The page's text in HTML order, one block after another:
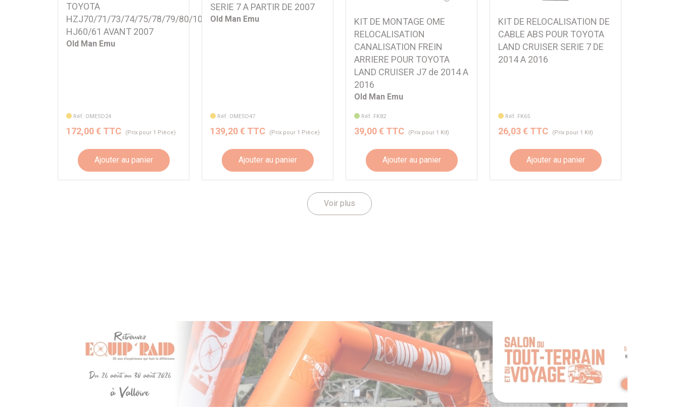
TOYOTA
HZJ70/71/73/74/75/78/79/80/105,
HJ60/61 AVANT 2007
Old Man Emu
Réf. OMESD24
172,00 € TTC (Prix pour 1 Pièce)
Ajouter au panier
SERIE 7 A PARTIR DE 2007
Old Man Emu
Réf. OMESD47
139,20 € TTC (Prix pour 1 Pièce)
Ajouter au panier
KIT DE MONTAGE OME
RELOCALISATION
CANALISATION FREIN
ARRIERE POUR TOYOTA
LAND CRUISER J7 de 2014 A
2016
Old Man Emu
Réf. FK82
39,00 € TTC (Prix pour 1 Kit)
Ajouter au panier
KIT DE RELOCALISATION DE
CABLE ABS POUR TOYOTA
LAND CRUISER SERIE 7 DE
2014 A 2016
Réf. FK65
26,03 € TTC (Prix pour 1 Kit)
Ajouter au panier
Voir plus